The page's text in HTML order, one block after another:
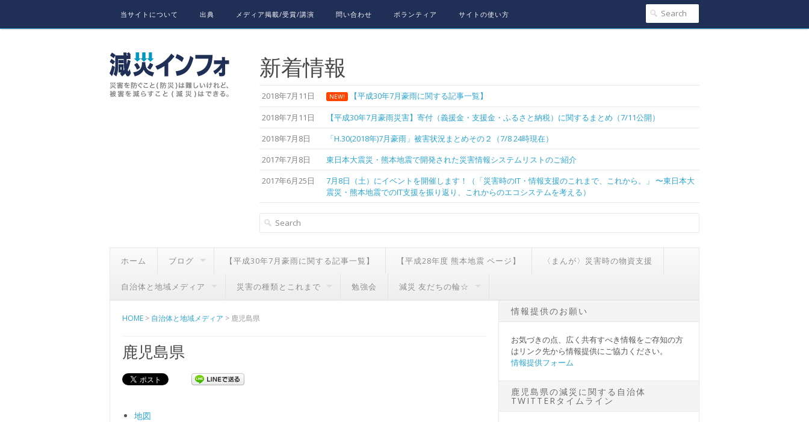
当サイトについて 出典 メディア掲載/受賞/講演 問い合わせ ボランティア サイトの使い方
新着情報
2018年7月11日 NEW! 【平成30年7月豪雨に関する記事一覧】
2018年7月11日
【平成30年7月豪雨災害】寄付（義援金・支援金・ふるさと納税）に関するまとめ（7/11公開）
2018年7月8日
「H.30(2018年)7月豪雨」被害状況まとめその２（7/8 24時現在）
2017年7月8日
東日本大震災・熊本地震で開発された災害情報システムリストのご紹介
2017年6月25日
7月8日（土）にイベントを開催します！（「災害時のIT・情報支援のこれまで、これから。」 〜東日本大
震災・熊本地震でのIT支援を振り返り、これからのエコシステムを考える）
ホーム ブログ 【平成30年7月豪雨に関する記事一覧】 【平成28年度 熊本地震 ページ】 〈まんが〉災害時の物資支援
自治体と地域メディア 災害の種類とこれまで 勉強会 減災 友だちの輪☆
HOME > 自治体と地域メディア > 鹿児島県
鹿児島県
地図
情報提供のお願い
お気づきの点、広く共有すべき情報をご存知の方
はリンク先から情報提供にご協力ください。
情報提供フォーム
鹿児島県の減災に関する自治体
TWITTERタイムライン